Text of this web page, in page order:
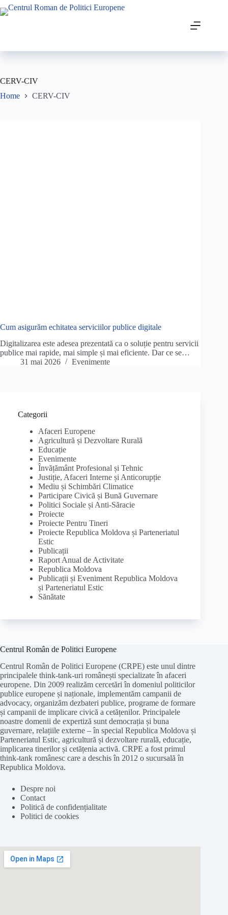
CERV-CIV
Home
CERV-CIV
Cum asigurăm echitatea serviciilor publice digitale
Digitalizarea este adesea prezentată ca o soluție pentru servicii
publice mai rapide, mai simple și mai eficiente. Dar ce se…
31 mai 2026
Evenimente
Categorii
Afaceri Europene
Agricultură și Dezvoltare Rurală
Educație
Evenimente
Învățământ Profesional și Tehnic
Justiție, Afaceri Interne și Anticorupție
Mediu și Schimbări Climatice
Participare Civică și Bună Guvernare
Politici Sociale și Anti-Săracie
Proiecte
Proiecte Pentru Tineri
Proiecte Republica Moldova și Parteneriatul
Estic
Publicații
Raport Anual de Activitate
Republica Moldova
Publicații și Eveniment Republica Moldova
și Parteneriatul Estic
Sănătate
Centrul Român de Politici Europene
Centrul Român de Politici Europene (CRPE) este unul dintre
principalele think-tank-uri românești specializate în afaceri
europene. Din 2009 realizăm cercetări în domeniul politicilor
publice europene și naționale, implementăm campanii de
advocacy, organizăm dezbateri publice, programe de formare
și campanii de implicare civică a cetățenilor. Principalele
noastre domenii de expertiză sunt democrația și buna
guvernare, relațiile externe – în special Republica Moldova și
Parteneriatul Estic, agricultură și dezvoltare rurală, educație,
implicarea tinerilor și cetățenia activă. CRPE a fost primul
think-tank românesc care a deschis în 2012 o sucursală în
Republica Moldova.
Despre noi
Contact
Politică de confidențialitate
Politici de cookies